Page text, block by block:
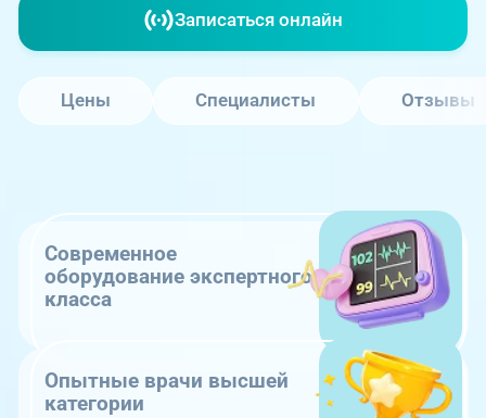
Записаться онлайн
Цены Специалисты Отзывы
Современное
оборудование экспертного
класса
Опытные врачи высшей
категории